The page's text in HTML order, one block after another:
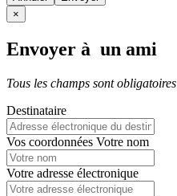
×
Envoyer à un ami
Tous les champs sont obligatoires
Destinataire
Vos coordonnées Votre nom
Votre adresse électronique